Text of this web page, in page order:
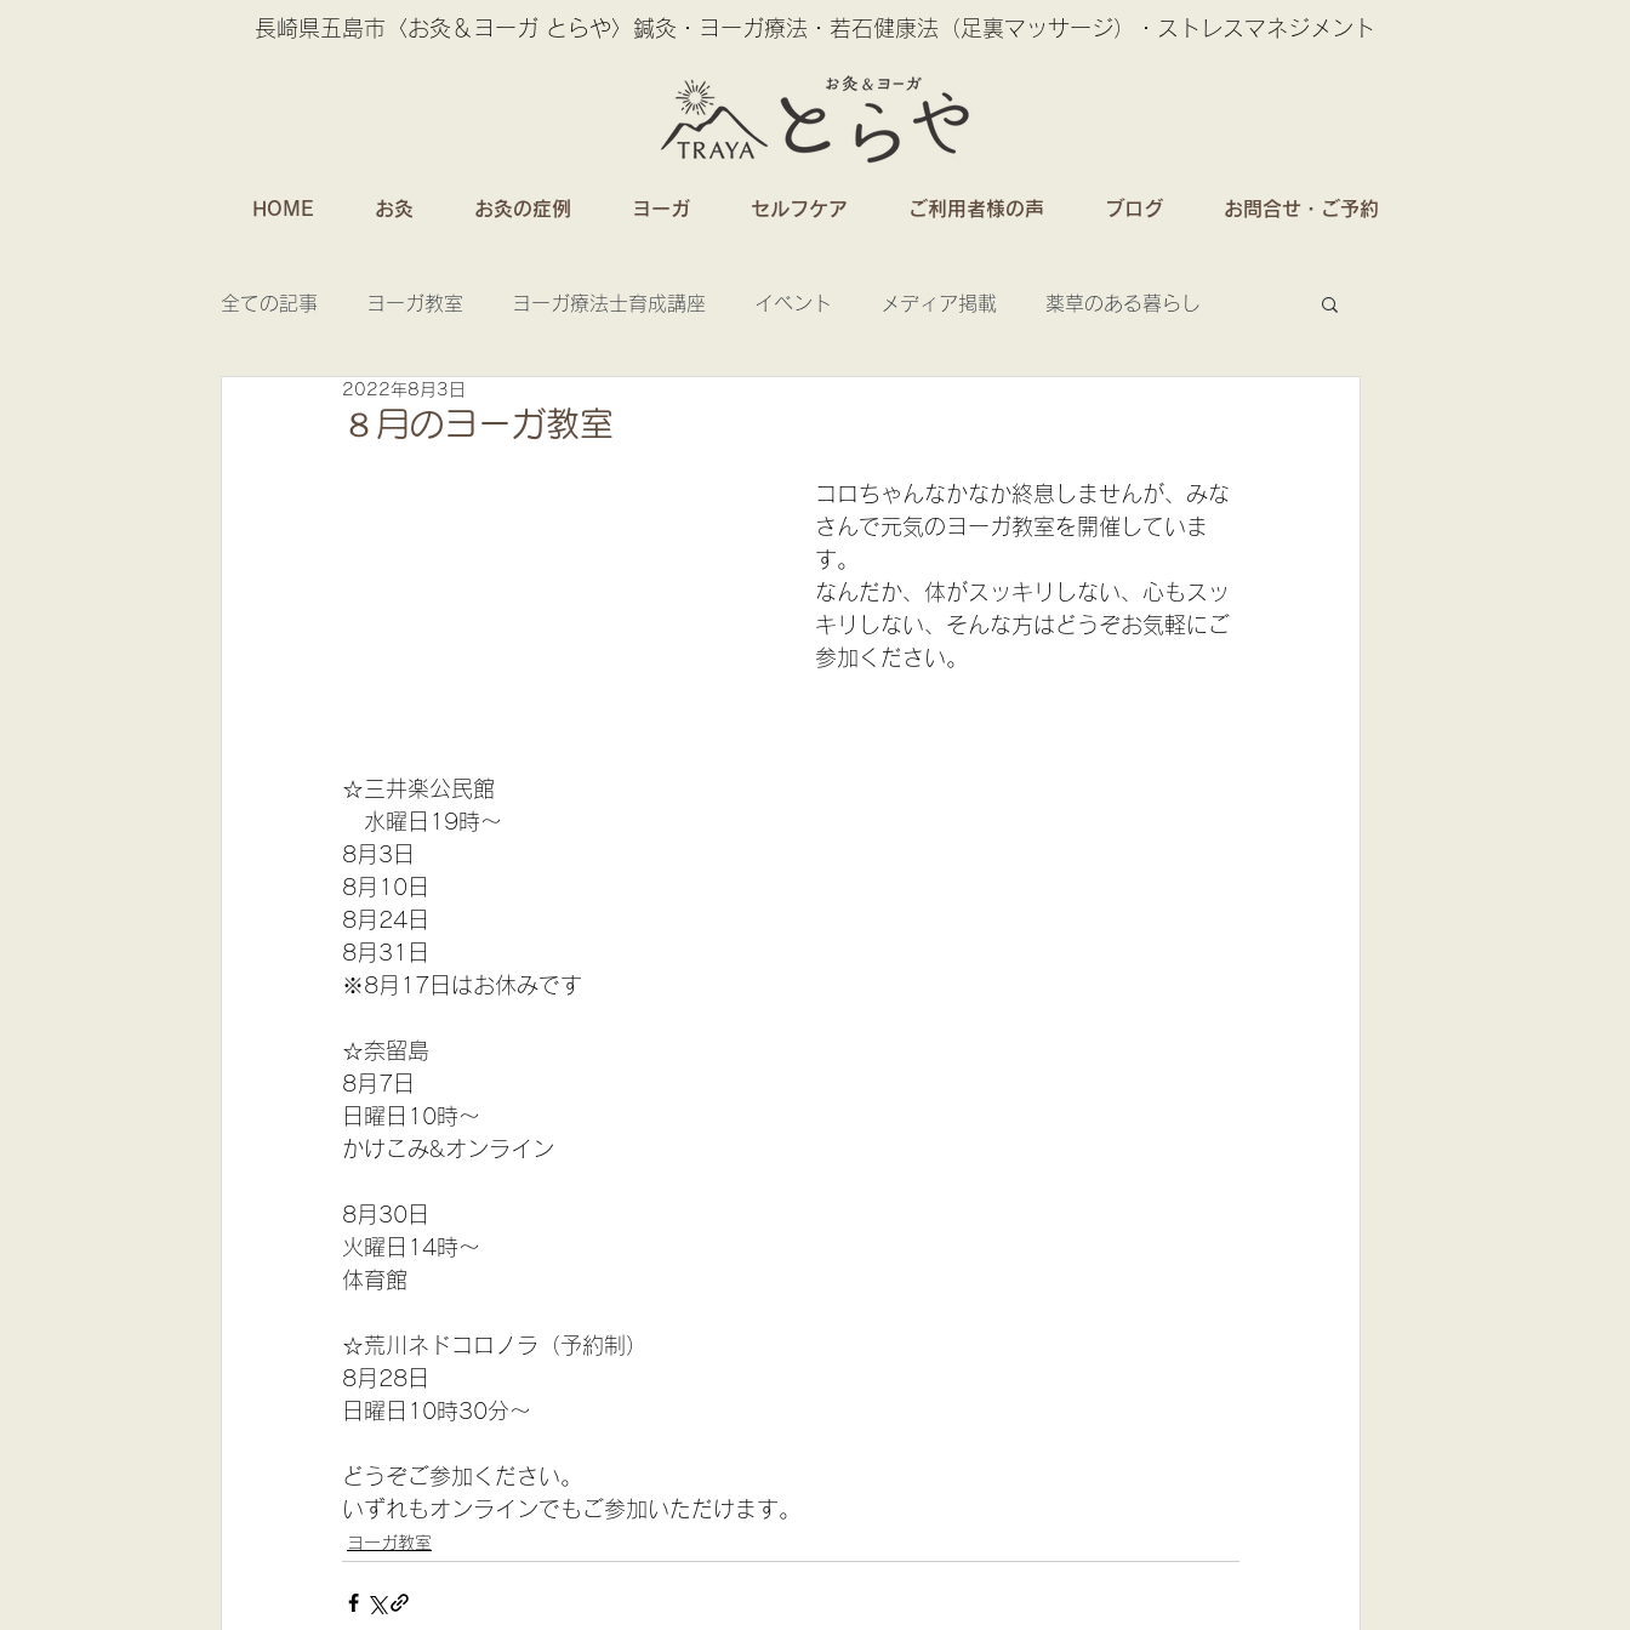
長崎県五島市〈お灸＆ヨーガ とらや〉鍼灸・ヨーガ療法・若石健康法（足裏マッサージ）・ストレスマネジメント
HOME お灸 お灸の症例 ヨーガ セルフケア ご利用者様の声 ブログ お問合せ・ご予約
全ての記事 ヨーガ教室 ヨーガ療法士育成講座 イベント メディア掲載 薬草のある暮らし
お灸のおはなし
８月のヨーガ教室
2022年8月3日
コロちゃんなかなか終息しませんが、みな
さんで元気のヨーガ教室を開催していま
す。
なんだか、体がスッキリしない、心もスッ
キリしない、そんな方はどうぞお気軽にご
参加ください。
☆三井楽公民館
水曜日19時〜
8月3日
8月10日
8月24日
8月31日
※8月17日はお休みです
☆奈留島
8月7日
日曜日10時〜
かけこみ&オンライン
8月30日
火曜日14時〜
体育館
☆荒川ネドコロノラ（予約制）
8月28日
日曜日10時30分〜
どうぞご参加ください。
いずれもオンラインでもご参加いただけます。
ヨーガ教室